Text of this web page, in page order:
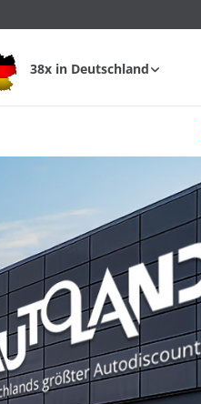
38x in Deutschland